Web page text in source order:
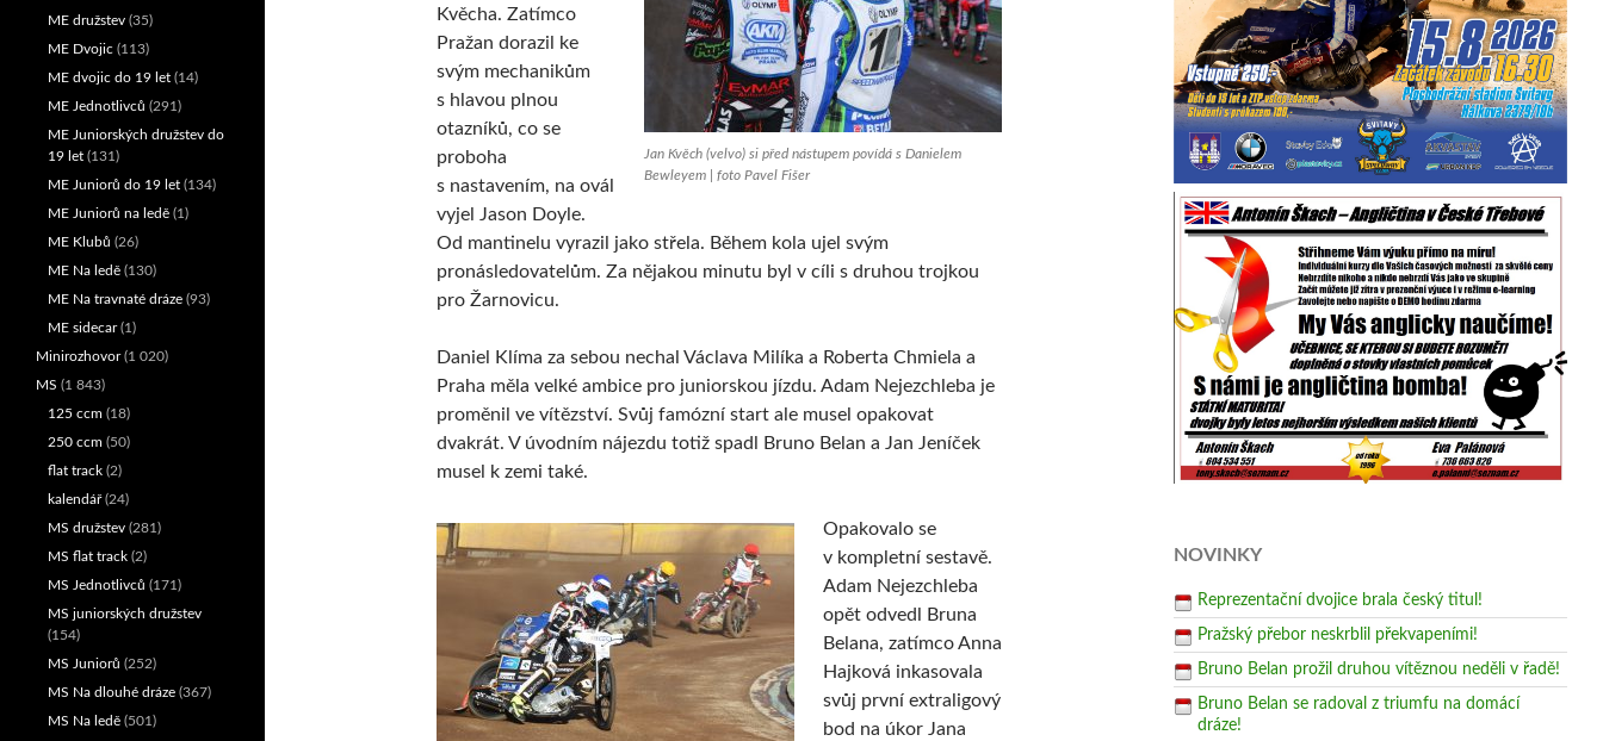
Jan Kvěch (velvo) si před nástupem povídá s Danielem
Bewleyem | foto Pavel Fišer
Kvěcha. Zatímco
Pražan dorazil ke
svým mechanikům
s hlavou plnou
otazníků, co se
proboha
s nastavením, na ovál
vyjel Jason Doyle.
Od mantinelu vyrazil jako střela. Během kola ujel svým
pronásledovatelům. Za nějakou minutu byl v cíli s druhou trojkou
pro Žarnovicu.
Daniel Klíma za sebou nechal Václava Milíka a Roberta Chmiela a
Praha měla velké ambice pro juniorskou jízdu. Adam Nejezchleba je
proměnil ve vítězství. Svůj famózní start ale musel opakovat
dvakrát. V úvodním nájezdu totiž spadl Bruno Belan a Jan Jeníček
musel k zemi také.
Opakovalo se
v kompletní sestavě.
Adam Nejezchleba
opět odvedl Bruna
Belana, zatímco Anna
Hajková inkasovala
svůj první extraligový
bod na úkor Jana
NOVINKY
Reprezentační dvojice brala český titul!
Pražský přebor neskrblil překvapeními!
Bruno Belan prožil druhou vítěznou neděli v řadě!
Bruno Belan se radoval z triumfu na domácí
dráze!
ME družstev (35)
ME Dvojic (113)
ME dvojic do 19 let (14)
ME Jednotlivců (291)
ME Juniorských družstev do
19 let (131)
ME Juniorů do 19 let (134)
ME Juniorů na ledě (1)
ME Klubů (26)
ME Na ledě (130)
ME Na travnaté dráze (93)
ME sidecar(1)
Minirozhovor(1 020)
MS (1 843)
125 ccm (18)
250 ccm (50)
flat track (2)
kalendář(24)
MS družstev (281)
MS flat track (2)
MS Jednotlivců (171)
MS juniorských družstev
(154)
MS Juniorů (252)
MS Na dlouhé dráze (367)
MS Na ledě (501)